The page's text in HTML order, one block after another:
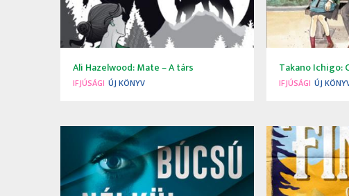
Ali Hazelwood: Mate ​– A társ
IFJÚSÁGI ÚJ KÖNYV
Takano Ichigo:
IFJÚSÁGI ÚJ